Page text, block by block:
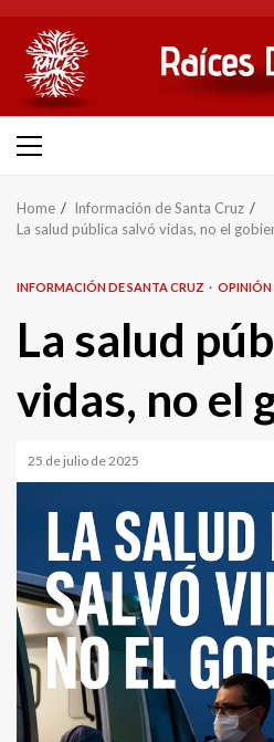
content
Primary
Home
Información de Santa Cruz
La salud pública salvó vidas, no el
INFORMACIÓN DE SANTA CRUZ OPINIÓN
La salud
vidas, no el
25 de julio de 2025